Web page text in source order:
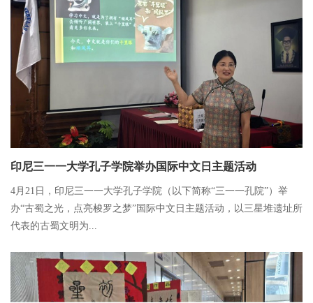
印尼三一一大学孔子学院举办国际中文日主题活动
4月21日，印尼三一一大学孔子学院（以下简称“三一一孔院”）举
办“古蜀之光，点亮梭罗之梦”国际中文日主题活动，以三星堆遗址所
代表的古蜀文明为...